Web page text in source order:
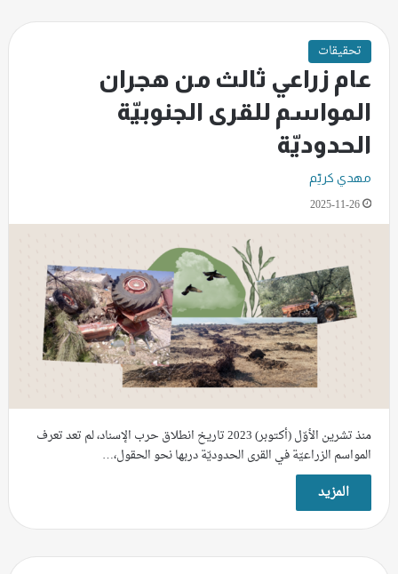
تحقيقات
عام زراعي ثالث من هجران
المواسم للقرى الجنوبيّة
الحدوديّة
مهدي كريّم
2025-11-26
منذ تشرين الأوّل (أكتوبر) 2023 تاريخ انطلاق حرب الإسناد، لم تعد تعرف
المواسم الزراعيّة في القرى الحدوديّة دربها نحو الحقول،…
المزيد